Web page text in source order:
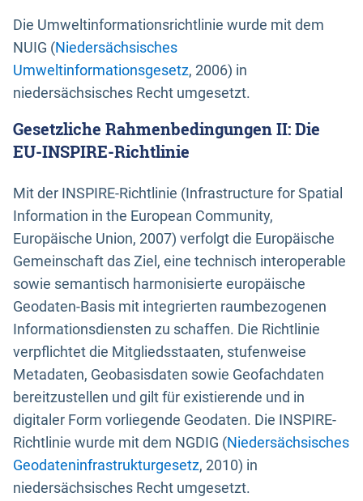
Die Umweltinformationsrichtlinie wurde mit dem
NUIG (Niedersächsisches
Umweltinformationsgesetz, 2006) in
niedersächsisches Recht umgesetzt.
Gesetzliche Rahmenbedingungen II: Die
EU-INSPIRE-Richtlinie
Mit der INSPIRE-Richtlinie (Infrastructure for Spatial
Information in the European Community,
Europäische Union, 2007) verfolgt die Europäische
Gemeinschaft das Ziel, eine technisch interoperable
sowie semantisch harmonisierte europäische
Geodaten-Basis mit integrierten raumbezogenen
Informationsdiensten zu schaffen. Die Richtlinie
verpflichtet die Mitgliedsstaaten, stufenweise
Metadaten, Geobasisdaten sowie Geofachdaten
bereitzustellen und gilt für existierende und in
digitaler Form vorliegende Geodaten. Die INSPIRE-
Richtlinie wurde mit dem NGDIG (Niedersächsisches
Geodateninfrastrukturgesetz, 2010) in
niedersächsisches Recht umgesetzt.